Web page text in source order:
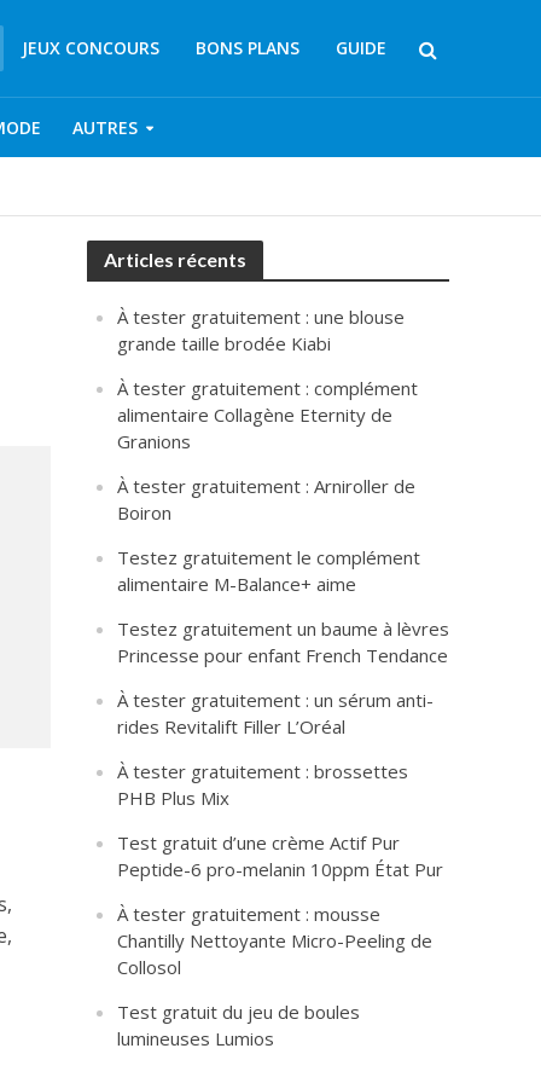
JEUX CONCOURS BONS PLANS GUIDE
AUTRES
Articles récents
À tester gratuitement : une blouse
grande taille brodée Kiabi
À tester gratuitement : complément
alimentaire Collagène Eternity de
Granions
À tester gratuitement : Arniroller de
Boiron
Testez gratuitement le complément
alimentaire M-Balance+ aime
Testez gratuitement un baume à lèvres
Princesse pour enfant French Tendance
À tester gratuitement : un sérum anti-
rides Revitalift Filler L’Oréal
À tester gratuitement : brossettes
PHB Plus Mix
Test gratuit d’une crème Actif Pur
Peptide-6 pro-melanin 10ppm État Pur
À tester gratuitement : mousse
Chantilly Nettoyante Micro-Peeling de
Collosol
Test gratuit du jeu de boules
lumineuses Lumios